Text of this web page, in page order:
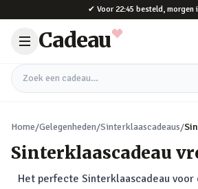
✔ Voor 22:45 besteld, morgen
Cadeau
Zoek een cadeau
Home/Gelegenheden/Sinterklaascadeaus/
Sinterklaascadeau
Het perfecte Sinterklaascadeau voor